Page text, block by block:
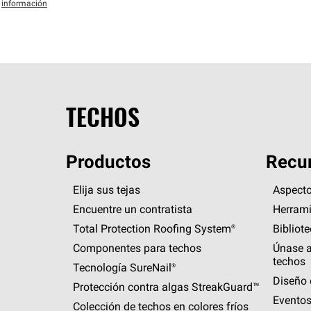
información
TECHOS
Productos
Elija sus tejas
Encuentre un contratista
Total Protection Roofing System®
Componentes para techos
Tecnología SureNail®
Protección contra algas StreakGuard™
Colección de techos en colores fríos
Únase
techos
Diseño